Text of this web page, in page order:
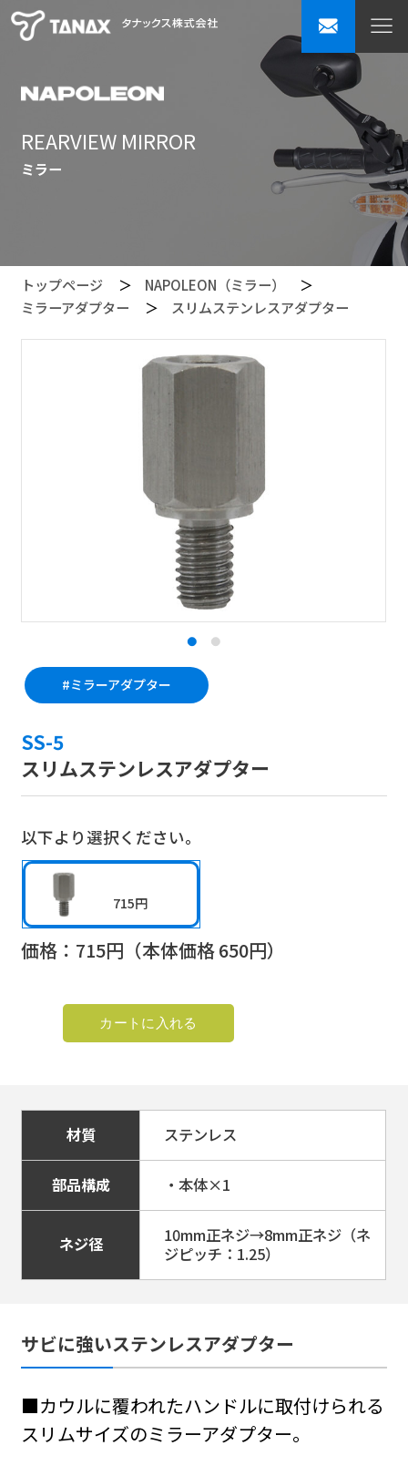
REARVIEW MIRROR
ミラー
トップページ
NAPOLEON（ミラー）
ミラーアダプター
スリムステンレスアダプター
#ミラーアダプター
SS-5
スリムステンレスアダプター
以下より選択ください。
715円
価格： 715円（本体価格650円）
材質 ステンレス
部品構成 ・本体×1
ネジ径
10mm正ネジ→8mm正ネジ（ネ
ジピッチ：1.25）
サビに強いステンレスアダプター
■カウルに覆われたハンドルに取付けられる
スリムサイズのミラーアダプター。